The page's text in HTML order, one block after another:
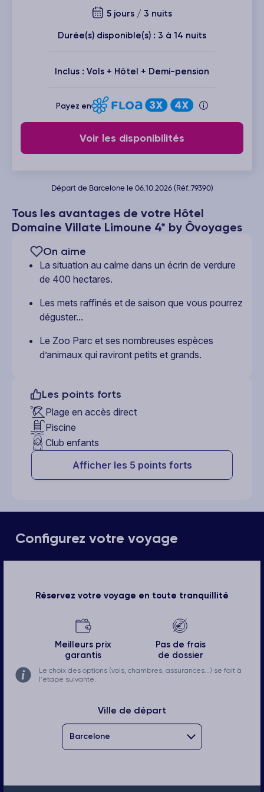
Tous les avantages de votre Hôtel
Domaine Villate Limoune 4* by Ôvoyages
On aime
La situation au calme dans un écrin de verdure
de 400 hectares.
Les mets raffinés et de saison que vous pourrez
déguster...
Le Zoo Parc et ses nombreuses espèces
d’animaux qui raviront petits et grands.
Les points forts
Plage en accès direct
Piscine
Club enfants
Afficher les 5 points forts
5 jours / 3 nuits
Durée(s) disponible(s) : 3 à 14 nuits
Inclus : Vols + Hôtel + Demi-pension
Payez en
Voir les disponibilités
Départ de Barcelone le 06.10.2026 (Réf.:79390)
Configurez votre voyage
Réservez votre voyage en toute tranquillité
Meilleurs prix
garantis
Pas de frais
de dossier
Le choix des options (vols, chambres, assurances...) se fait à
l'étape suivante.
Ville de départ